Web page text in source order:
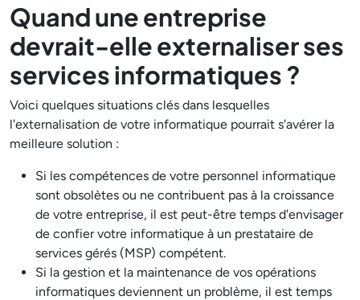
Quand une entreprise
devrait-elle externaliser ses
services informatiques ?
Voici quelques situations clés dans lesquelles
l'externalisation de votre informatique pourrait s'avérer la
meilleure solution :
Si les compétences de votre personnel informatique
sont obsolètes ou ne contribuent pas à la croissance
de votre entreprise, il est peut-être temps d'envisager
de confier votre informatique à un prestataire de
services gérés (MSP) compétent.
Si la gestion et la maintenance de vos opérations
informatiques deviennent un problème, il est temps